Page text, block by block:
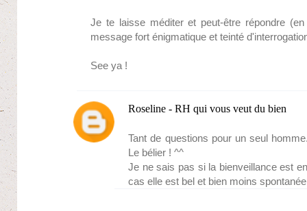
Je te laisse méditer et peut-être répondre
message fort énigmatique et teinté
See ya !
Roseline - RH qui vous veut du bien
Tant de questions pour un seul
Le bélier ! ^^
Je ne sais pas si la bienveillance est
cas elle est bel et bien moins